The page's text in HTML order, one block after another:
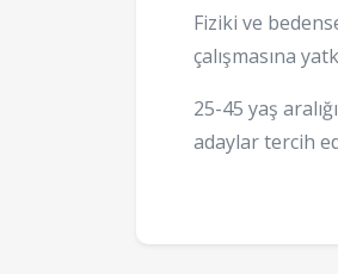
Fiziki ve
çalışmasına
25-45 yaş
adaylar tercih